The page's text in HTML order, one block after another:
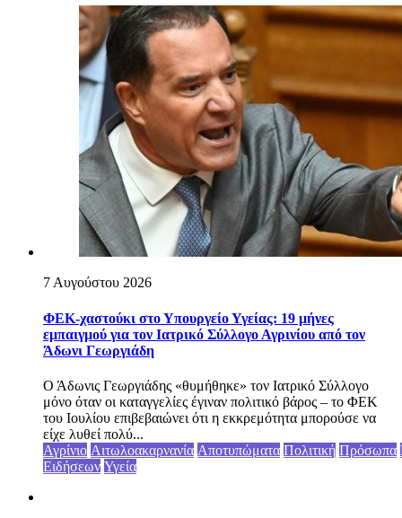
7 Αυγούστου 2026
ΦΕΚ-χαστούκι στο Υπουργείο Υγείας: 19 μήνες
εμπαιγμού για τον Ιατρικό Σύλλογο Αγρινίου από τον
Άδωνι Γεωργιάδη
Ο Άδωνις Γεωργιάδης «θυμήθηκε» τον Ιατρικό Σύλλογο
μόνο όταν οι καταγγελίες έγιναν πολιτικό βάρος – το ΦΕΚ
του Ιουλίου επιβεβαιώνει ότι η εκκρεμότητα μπορούσε να
είχε λυθεί πολύ...
Αγρίνιο Αιτωλοακαρνανία Αποτυπώματα Πολιτική Πρόσωπα
Ειδήσεων Υγεία